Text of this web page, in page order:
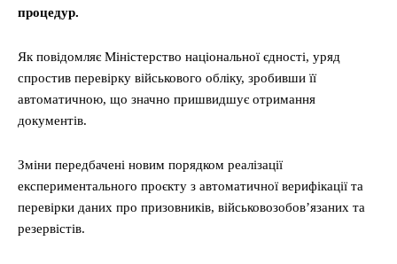
процедур.
Як повідомляє Міністерство національної єдності, уряд
спростив перевірку військового обліку, зробивши її
автоматичною, що значно пришвидшує отримання
документів.
Зміни передбачені новим порядком реалізації
експериментального проєкту з автоматичної верифікації та
перевірки даних про призовників, військовозобов’язаних та
резервістів.